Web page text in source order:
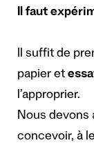
Il faut
Il suffit de
papier et
l’approprier.
Nous devons
concevoir, à